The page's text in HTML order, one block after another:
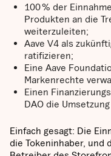
100 % der
Produkten an die
weiterzuleiten;
Aave V4 als
ratifizieren;
Eine Aave
Markenrechte
Einen
DAO die
Einfach gesagt: Die
die Tokeninhaber, und